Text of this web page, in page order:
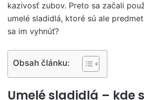
kazivosť zubov. Preto sa začali
umelé sladidlá, ktoré sú ale
sa im vyhnúť?
Obsah článku:
Umelé sladidlá – kde